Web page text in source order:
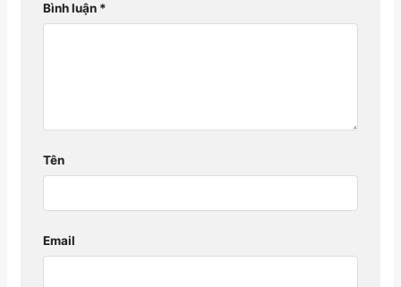
Bình luận *
Tên
Email